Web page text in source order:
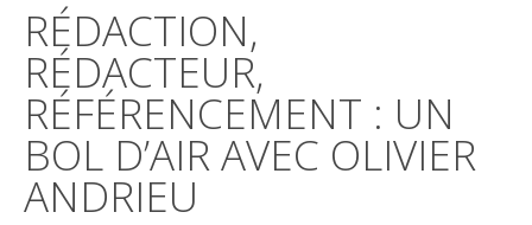
RÉDACTION,
RÉDACTEUR,
RÉFÉRENCEMENT : UN
BOL D’AIR AVEC OLIVIER
ANDRIEU